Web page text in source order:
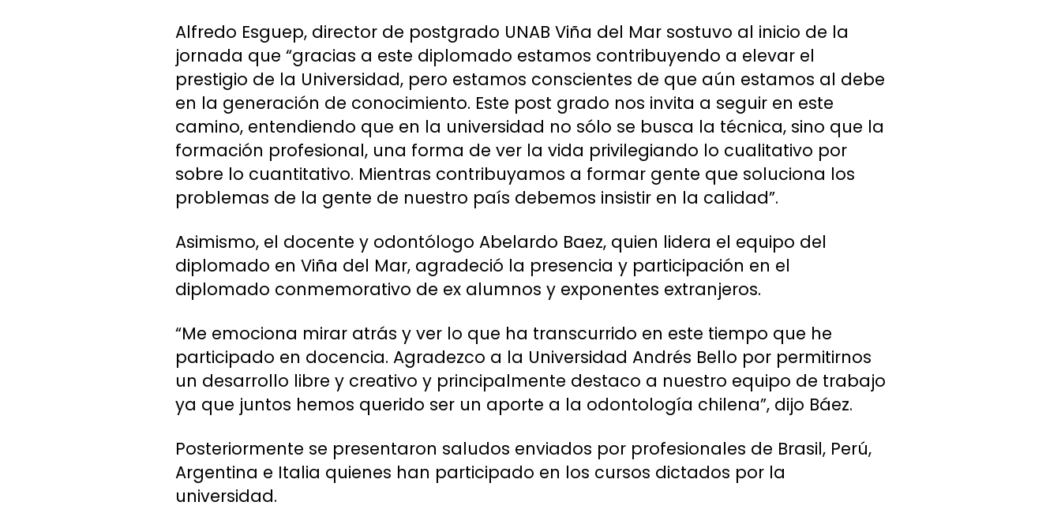
Alfredo Esguep, director de postgrado UNAB Viña del Mar sostuvo al inicio de la
jornada que “gracias a este diplomado estamos contribuyendo a elevar el
prestigio de la Universidad, pero estamos conscientes de que aún estamos al debe
en la generación de conocimiento. Este post grado nos invita a seguir en este
camino, entendiendo que en la universidad no sólo se busca la técnica, sino que la
formación profesional, una forma de ver la vida privilegiando lo cualitativo por
sobre lo cuantitativo. Mientras contribuyamos a formar gente que soluciona los
problemas de la gente de nuestro país debemos insistir en la calidad”.
Asimismo, el docente y odontólogo Abelardo Baez, quien lidera el equipo del
diplomado en Viña del Mar, agradeció la presencia y participación en el
diplomado conmemorativo de ex alumnos y exponentes extranjeros.
“Me emociona mirar atrás y ver lo que ha transcurrido en este tiempo que he
participado en docencia. Agradezco a la Universidad Andrés Bello por permitirnos
un desarrollo libre y creativo y principalmente destaco a nuestro equipo de trabajo
ya que juntos hemos querido ser un aporte a la odontología chilena”, dijo Báez.
Posteriormente se presentaron saludos enviados por profesionales de Brasil, Perú,
Argentina e Italia quienes han participado en los cursos dictados por la
universidad.